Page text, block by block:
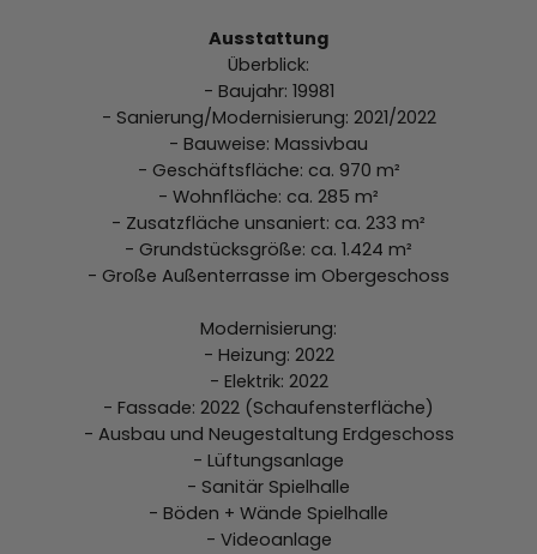
Ausstattung
Überblick:
- Baujahr: 19981
- Sanierung/Modernisierung: 2021/2022
- Bauweise: Massivbau
- Geschäftsfläche: ca. 970 m²
- Wohnfläche: ca. 285 m²
- Zusatzfläche unsaniert: ca. 233 m²
- Grundstücksgröße: ca. 1.424 m²
- Große Außenterrasse im Obergeschoss
Modernisierung:
- Heizung: 2022
- Elektrik: 2022
- Fassade: 2022 (Schaufensterfläche)
- Ausbau und Neugestaltung Erdgeschoss
- Lüftungsanlage
- Sanitär Spielhalle
- Böden + Wände Spielhalle
- Videoanlage